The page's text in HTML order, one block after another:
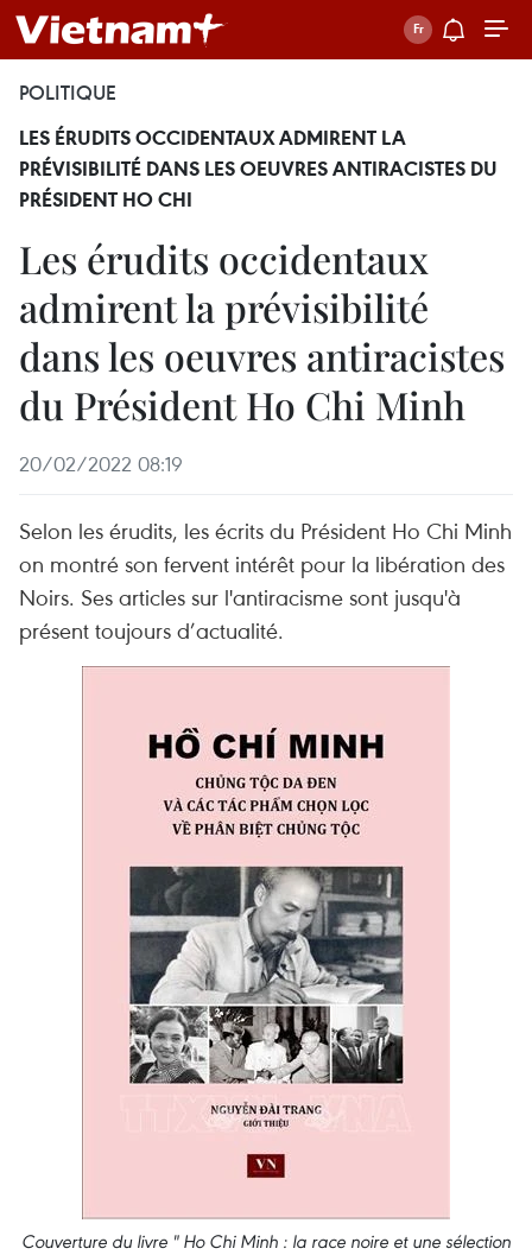
POLITIQUE
LES ÉRUDITS OCCIDENTAUX ADMIRENT LA
PRÉVISIBILITÉ DANS LES OEUVRES ANTIRACISTES DU
PRÉSIDENT HO CHI
Les érudits occidentaux
admirent la prévisibilité
dans les oeuvres antiracistes
du Président Ho Chi Minh
20/02/2022 08:19
Selon les érudits, les écrits du Président Ho Chi Minh
on montré son fervent intérêt pour la libération des
Noirs. Ses articles sur l'antiracisme sont jusqu'à
présent toujours d’actualité.
Couverture du livre " Ho Chi Minh : la race noire et une sélection